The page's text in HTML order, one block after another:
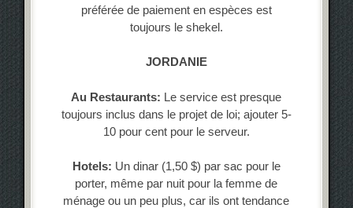
préférée de paiement en espèces est
toujours le shekel.
JORDANIE
Au Restaurants: Le service est presque
toujours inclus dans le projet de loi; ajouter 5-
10 pour cent pour le serveur.
Hotels: Un dinar (1,50 $) par sac pour le
porter, même par nuit pour la femme de
ménage ou un peu plus, car ils ont tendance